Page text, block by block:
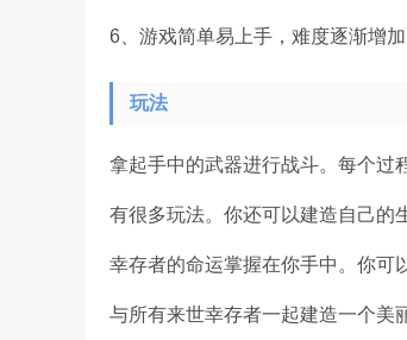
6、游戏简单易上手，难度逐渐增
玩法
拿起手中的武器进行战斗。每个过
有很多玩法。你还可以建造自己的
幸存者的命运掌握在你手中。你可
与所有来世幸存者一起建造一个美